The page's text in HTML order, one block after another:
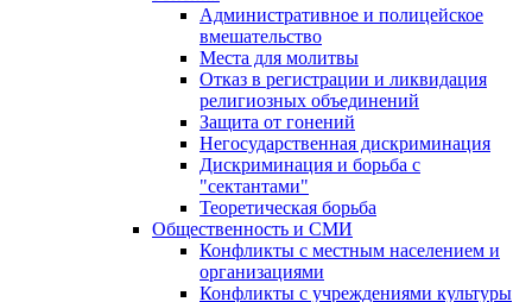
Административное и полицейское
вмешательство
Места для молитвы
Отказ в регистрации и ликвидация
религиозных объединений
Защита от гонений
Негосударственная дискриминация
Дискриминация и борьба с
"сектантами"
Теоретическая борьба
Общественность и СМИ
Конфликты с местным населением и
организациями
Конфликты с учреждениями культуры